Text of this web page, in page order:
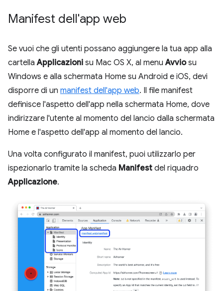
Manifest dell'app web
Se vuoi che gli utenti possano aggiungere la tua app alla
cartellaApplicazioni su Mac OS X, al menuAvviosu
Windows e alla schermata Home su Android e iOS, devi
disporre di un manifest dell'app web. Il file manifest
definisce l'aspetto dell'app nella schermata Home, dove
indirizzare l'utente al momento del lancio dalla schermata
Home e l'aspetto dell'app al momento del lancio.
Una volta configurato il manifest, puoi utilizzarlo per
ispezionarlo tramite la scheda Manifest del riquadro
Applicazione.